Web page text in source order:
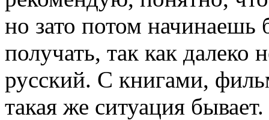
но зато потом начинаешь
получать, так как далеко
русский. С книгами,
такая же ситуация бывает.